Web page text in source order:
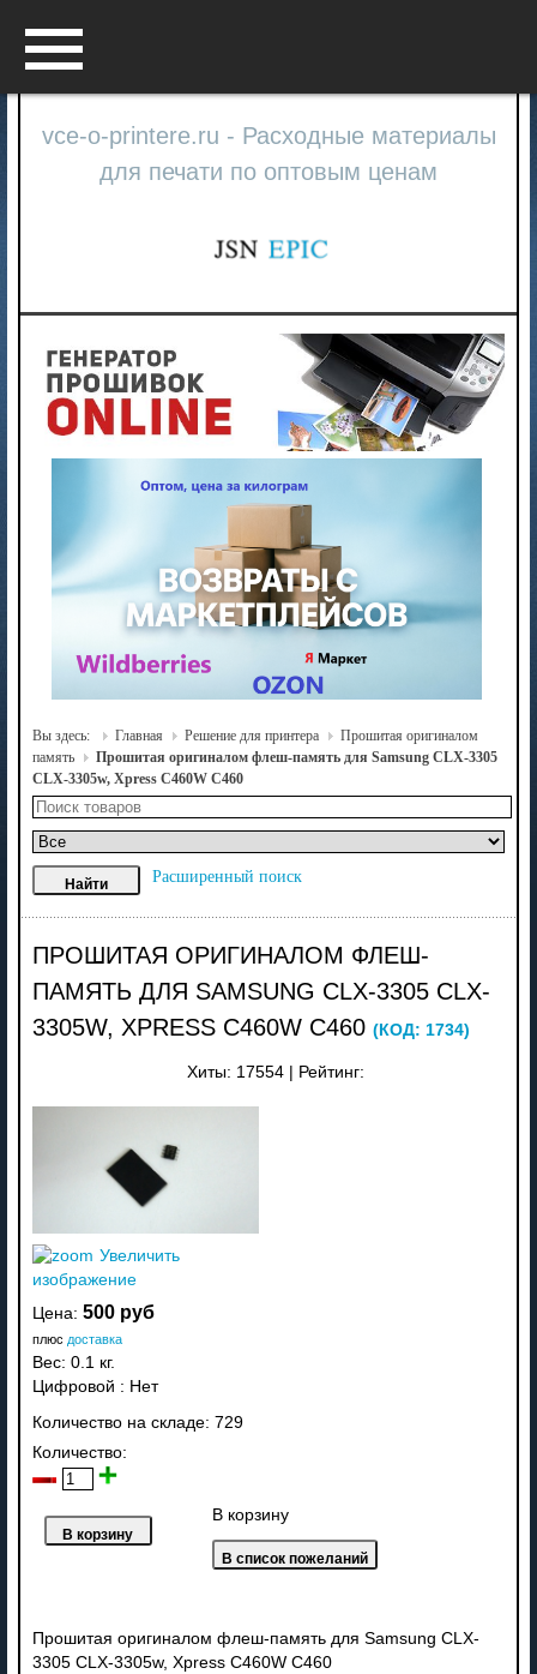
vce-o-printere.ru - Расходные материалы
для печати по оптовым ценам
Вы здесь: Главная Решение для принтера
Прошитая оригиналом
память
Прошитая оригиналом флеш-память для Samsung CLX-3305
CLX-3305w, Xpress C460W C460
Расширенный поиск
ПРОШИТАЯ ОРИГИНАЛОМ ФЛЕШ-
ПАМЯТЬ ДЛЯ SAMSUNG CLX-3305 CLX-
3305W, XPRESS C460W C460 (КОД: 1734)
Хиты: 17554 Рейтинг:
Увеличить
изображение
Цена: 500 руб
плюс доставка
Вес: 0.1 кг.
Цифровой : Нет
Количество на складе: 729
Количество:
В корзину
Прошитая оригиналом флеш-память для Samsung CLX-
3305 CLX-3305w, Xpress C460W C460